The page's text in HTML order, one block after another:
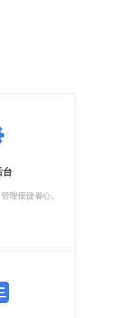
台
理便捷省心。